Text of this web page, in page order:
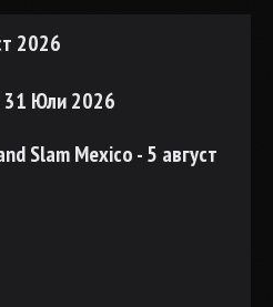
2026
31 Юли 2026
Slam Mexico - 5 август